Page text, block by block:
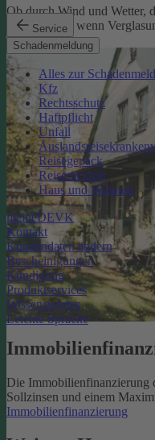
Service
Schadenmeldung
Alles zur
Kfz
Rechtsschutz
Haftpflicht
Unfall
Reisegepäck
Reiserücktritt
Haus und Wohnen
meineDEVK
Kontakt
Kundendaten ändern
Bescheinigungen
Kündigung
Produktservices
Wissenswertes
Leichte Sprache
Ob durch Wind und Wetter,
schützen Sie, wenn
Glasversicherung
Die Immobilienfinanzierung
Sollzinsen und einem
Immobilienfinanzierung